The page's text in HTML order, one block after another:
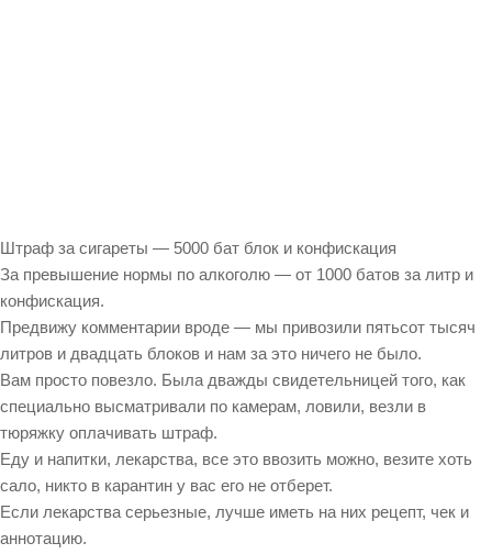
Штраф за сигареты — 5000 бат блок и конфискация
За превышение нормы по алкоголю — от 1000 батов за литр и
конфискация.
Предвижу комментарии вроде — мы привозили пятьсот тысяч
литров и двадцать блоков и нам за это ничего не было.
Вам просто повезло. Была дважды свидетельницей того, как
специально высматривали по камерам, ловили, везли в
тюряжку оплачивать штраф.
Еду и напитки, лекарства, все это ввозить можно, везите хоть
сало, никто в карантин у вас его не отберет.
Если лекарства серьезные, лучше иметь на них рецепт, чек и
аннотацию.